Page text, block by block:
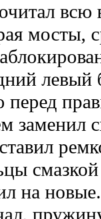
мосты,
левый
перед
заменил
на новые.